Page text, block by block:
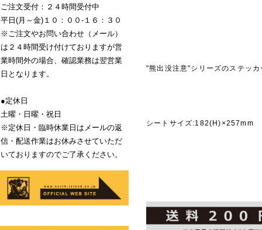
"熊出没注意"シリーズのステッ
シートサイズ:182(H)×257mm
ご注文受付：２４時間受付中
平日(月～金)１０：００-１６：３０
※ご注文やお問い合わせ（メール）
は２４時間受け付けておりますが営
業時間外の場合、確認業務は翌営業
日となります。
●定休日
土曜・日曜・祝日
※定休日・臨時休業日はメールの返
信・配送作業はお休みさせていただ
いておりますのでご了承ください。